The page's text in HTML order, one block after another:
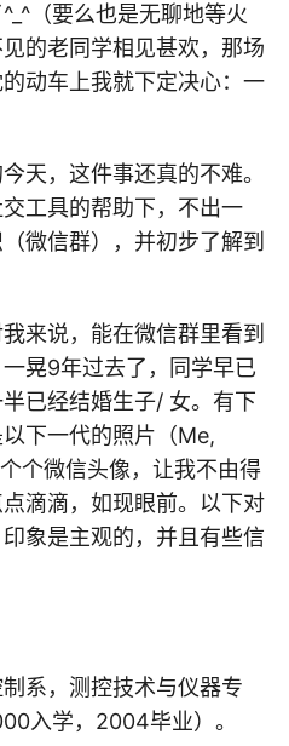
（要么也是无聊地等火
的老同学相见甚欢，那场
动车上我就下定决心：一
天，这件事还真的不难。
工具的帮助下，不出一
微信群），并初步了解到
来说，能在微信群里看到
晃9年过去了，同学早已
已经结婚生子/ 女。有下
下一代的照片（Me,
个微信头像，让我不由得
滴滴，如现眼前。以下对
象是主观的，并且有些信
系，测控技术与仪器专
入学，2004毕业）。